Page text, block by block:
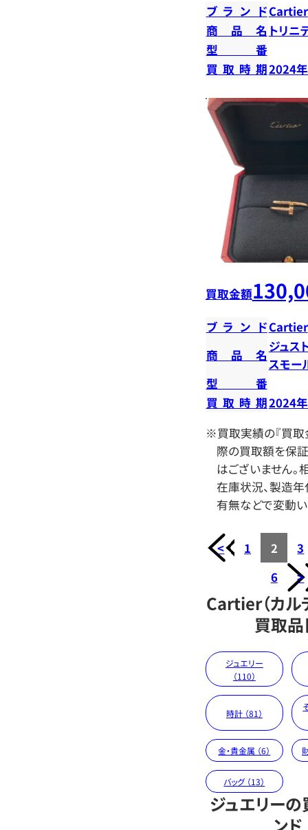
ブランドCartier
商品名 トリ
型番
買取時期2024
買取金額
ブランドCartier
商品名
ジュ
スモー
型番
買取時期2024
※買取実績の『買取
際の買取額を保
はございません。
在庫状況、製造年
有無などで変動い
< 1 2
3
6
>
Cartier（カル
買取
ジュエリー
（110）
時計 （81）
金・貴金属 （6）
バッグ （13）
ジュエリー
ンド